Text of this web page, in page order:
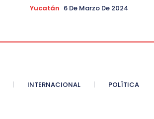
Yucatán 6 De Marzo De 2024
INTERNACIONAL POLÍTICA